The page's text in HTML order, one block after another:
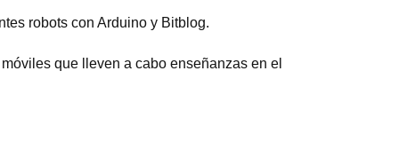
robots con Arduino y Bitblog.
que lleven a cabo enseñanzas en el